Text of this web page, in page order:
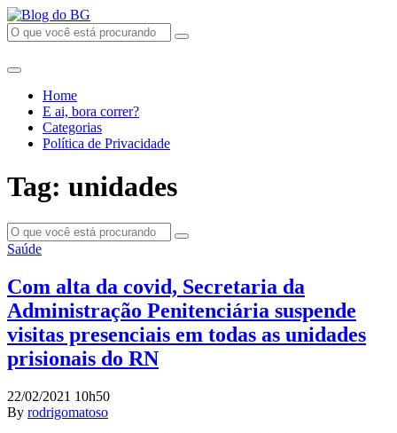
Home
E ai, bora correr?
Categorias
Política de Privacidade
Tag: unidades
Saúde
Com alta da covid, Secretaria da
Administração Penitenciária suspende
visitas presenciais em todas as unidades
prisionais do RN
22/02/2021 10h50
By rodrigomatoso